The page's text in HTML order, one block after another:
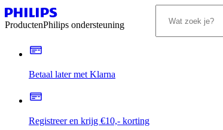
ProductenPhilips ondersteuning
Betaal later met Klarna
Registreer en krijg €10,- korting